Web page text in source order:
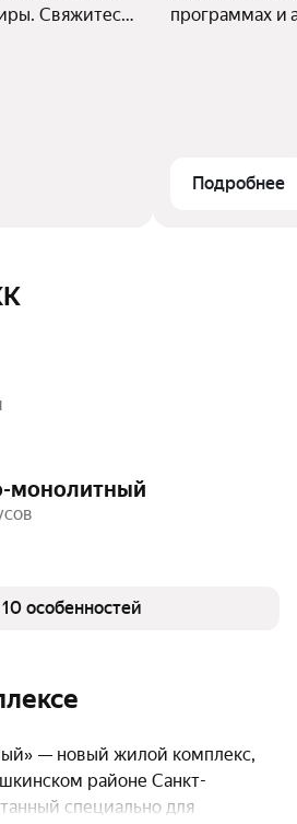
Свяжитесь
программах и
Подробнее
монолитный
2,7 — 3 м
есть открытый
ДДУ, 214 ФЗ
есть
особенностей
— новый жилой комплекс,
районе Санкт-
специально для